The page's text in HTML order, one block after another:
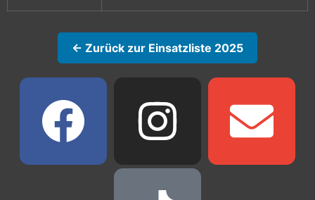
← Zurück zur Einsatzliste 2025